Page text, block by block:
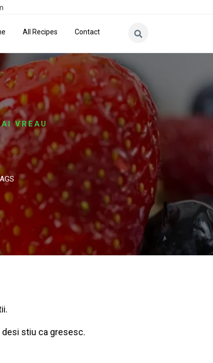
All Recipes Contact
VREAU
stiu ca gresesc.